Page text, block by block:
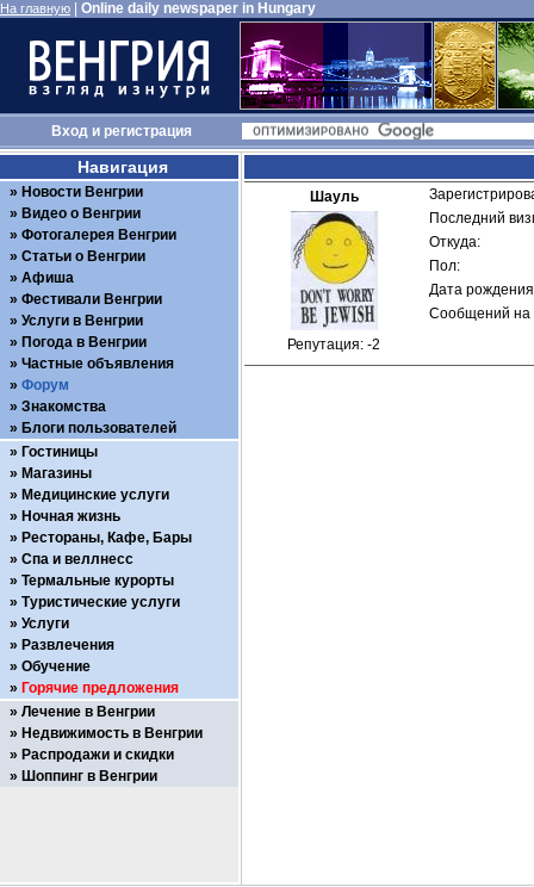
На главную Online daily newspaper in Hungary
Входи регистрация
Шауль
Репутация: -2
Последний
Откуда:
Пол:
Дата
Сообщений на
Навигация
Новости Венгрии
Видео о Венгрии
Фотогалерея Венгрии
Статьи о Венгрии
Афиша
Фестивали Венгрии
Услуги в Венгрии
Погода в Венгрии
Частные объявления
Форум
Знакомства
Блоги пользователей
Гостиницы
Магазины
Медицинские услуги
Ночная жизнь
Рестораны, Кафе, Бары
Спа и веллнесс
Термальные курорты
Туристические услуги
Услуги
Развлечения
Обучение
Горячие предложения
Лечение в Венгрии
Недвижимость в Венгрии
Распродажи и скидки
Шоппинг в Венгрии